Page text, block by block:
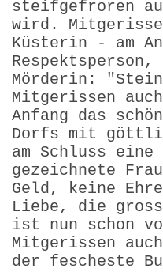
steifgefroren
wird.
Küsterin - am
Mörderin:
Mitgerissen
Anfang das
Dorfs mit
am Schluss eine
gezeichnete
Geld, keine
Liebe, die
ist nun schon
Mitgerissen
der fescheste